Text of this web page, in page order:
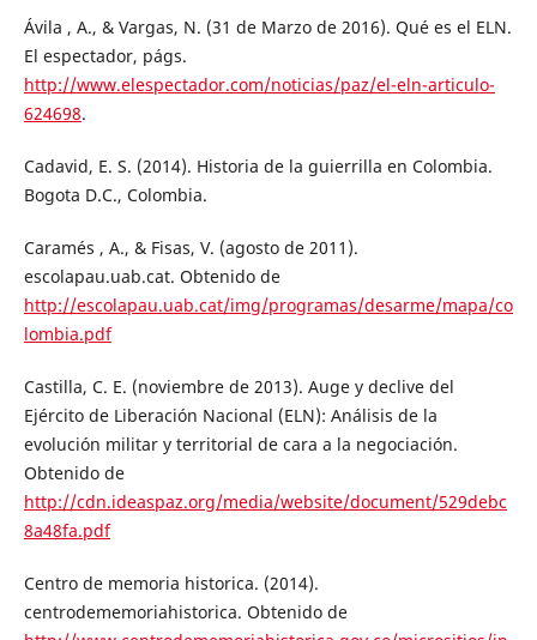
Ávila , A., & Vargas, N. (31 de Marzo de 2016). Qué es el ELN.
El espectador, págs.
http://www.elespectador.com/noticias/paz/el-eln-articulo-
624698.
Cadavid, E. S. (2014). Historia de la guierrilla en Colombia.
Bogota D.C., Colombia.
Caramés , A., & Fisas, V. (agosto de 2011).
escolapau.uab.cat. Obtenido de
http://escolapau.uab.cat/img/programas/desarme/mapa/co
lombia.pdf
Castilla, C. E. (noviembre de 2013). Auge y declive del
Ejército de Liberación Nacional (ELN): Análisis de la
evolución militar y territorial de cara a la negociación.
Obtenido de
http://cdn.ideaspaz.org/media/website/document/529debc
8a48fa.pdf
Centro de memoria historica. (2014).
centrodememoriahistorica. Obtenido de